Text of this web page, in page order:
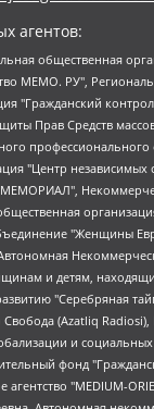
агентов:
центр по правам человека", Региональное общественное учреждение научно-информационный центр "МЕМОРИАЛ", Некоммерческая организация "Фонд защиты гласности", Автономная некоммерческая организация "Институт прав человека", Городская общественная организация "Екатеринбургское общество "МЕМОРИАЛ", Городская общественная организация "Рязанское историко-просветительское и правозащитное общество "Мемориал" (Рязанский Мемориал), Челябинский региональный орган общественной самодеятельности – женское общественное объединение "Женщины Евразии", Челябинский региональный орган общественной самодеятельности "Уральская правозащитная группа", Фонд содействия защите здоровья и социальной справедливости имени Андрея Рылькова, Автономная Некоммерческая Организация "Аналитический Центр Юрия Левады", Автономная некоммерческая организация социальной поддержки населения "Проект Апрель", Региональная общественная организация помощи женщинам и детям, находящимся в кризисной ситуации "Информационно-